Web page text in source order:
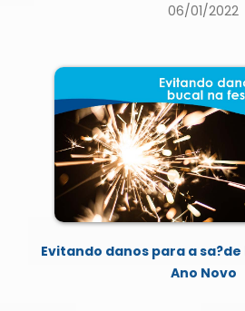
06/01/2022
Evitando danos para a
Ano Novo